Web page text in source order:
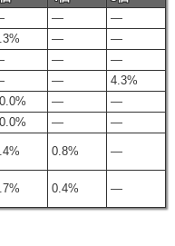
―
―
―
―
―
―
―
4.3%
―
―
―
―
0.8% ―
0.4% ―